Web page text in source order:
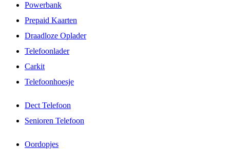
Powerbank
Prepaid Kaarten
Draadloze Oplader
Telefoonlader
Carkit
Telefoonhoesje
Dect Telefoon
Senioren Telefoon
Oordopjes